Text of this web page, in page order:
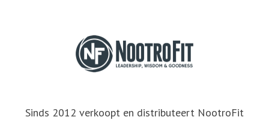
Sinds 2012 verkoopt en distributeert NootroFit